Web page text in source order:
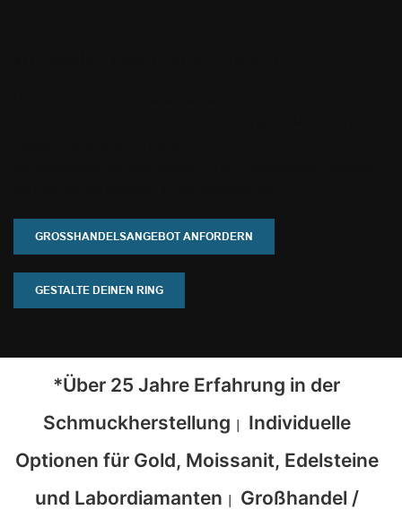
GROSSHANDELSANGEBOT ANFORDERN
GESTALTE DEINEN RING
*Über 25 Jahre Erfahrung in der
Schmuckherstellung | Individuelle
Optionen für Gold, Moissanit, Edelsteine
​​und Labordiamanten | Großhandel /